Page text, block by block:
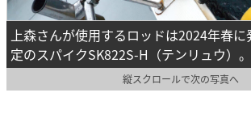
上森さんが使用するロッドは2024年春に
定のスパイクSK822S-H（テンリュウ）。
縦スクロールで次の写真へ